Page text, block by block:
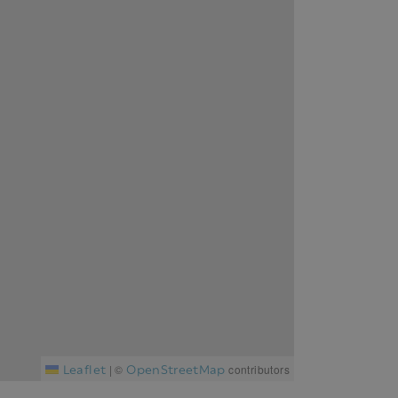
Leaflet | © OpenStreetMap contributors